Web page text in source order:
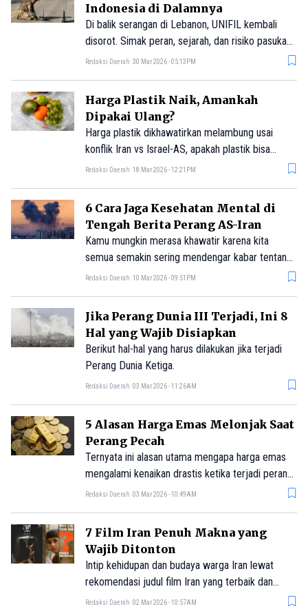
Indonesia di Dalamnya
Di balik serangan di Lebanon, UNIFIL kembali
disorot. Simak peran, sejarah, dan risiko pasukan
perdamaian PBB, termasuk kontribusi Indonesia.
Redaksi Daerah 30 Mar 2026 - 05:13PM
Harga Plastik Naik, Amankah
Dipakai Ulang?
Harga plastik dikhawatirkan melambung usai
konflik Iran vs Israel-AS, apakah plastik bisa
digunakan berulang kali? Ini penjelasannya.
Redaksi Daerah 18 Mar 2026 - 12:21PM
6 Cara Jaga Kesehatan Mental di
Tengah Berita Perang AS-Iran
Kamu mungkin merasa khawatir karena kita
semua semakin sering mendengar kabar tentang
perang. Berikut beberapa tips berikut dapat
Redaksi Daerah 10 Mar 2026 - 09:51PM
Jika Perang Dunia III Terjadi, Ini 8
Hal yang Wajib Disiapkan
Berikut hal-hal yang harus dilakukan jika terjadi
Perang Dunia Ketiga.
Redaksi Daerah 03 Mar 2026 - 11:26AM
5 Alasan Harga Emas Melonjak Saat
Perang Pecah
Ternyata ini alasan utama mengapa harga emas
mengalami kenaikan drastis ketika terjadi perang
atau konflik.
Redaksi Daerah 03 Mar 2026 - 10:49AM
7 Film Iran Penuh Makna yang
Wajib Ditonton
Intip kehidupan dan budaya warga Iran lewat
rekomendasi judul film Iran yang terbaik dan
wajib untuk ditonton ini.
Redaksi Daerah 02 Mar 2026 - 10:57AM